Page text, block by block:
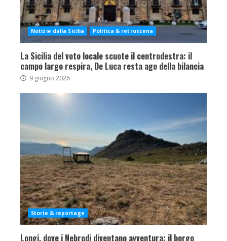
Notizie dalla Sicilia Politica & retroscena
La Sicilia del voto locale scuote il centrodestra: il
campo largo respira, De Luca resta ago della bilancia
9 giugno 2026
Storie & reportage
Longi, dove i Nebrodi diventano avventura: il borgo